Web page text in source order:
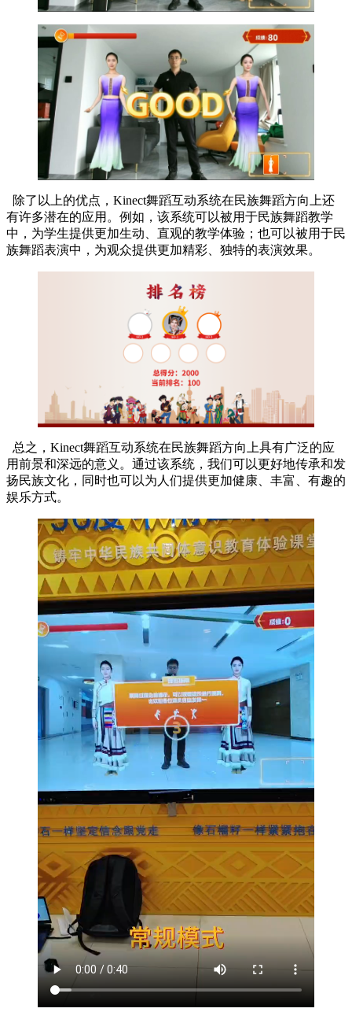
除了以上的优点，Kinect舞蹈互动系统在民族舞蹈方向上还
有许多潜在的应用。例如，该系统可以被用于民族舞蹈教学
中，为学生提供更加生动、直观的教学体验；也可以被用于民
族舞蹈表演中，为观众提供更加精彩、独特的表演效果。
总之，Kinect舞蹈互动系统在民族舞蹈方向上具有广泛的应
用前景和深远的意义。通过该系统，我们可以更好地传承和发
扬民族文化，同时也可以为人们提供更加健康、丰富、有趣的
娱乐方式。